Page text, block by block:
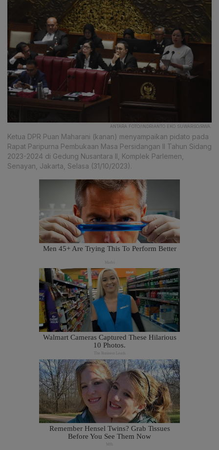
ANTARA FOTO/INDRIANTO EKO SUWARSO/RWA.
Ketua DPR Puan Maharani (kanan) menyampaikan pidato pada
Rapat Paripurna Pembukaan Masa Persidangan II Tahun Sidang
2023-2024 di Gedung Nusantara II, Komplek Parlemen,
Senayan, Jakarta, Selasa (31/10/2023).